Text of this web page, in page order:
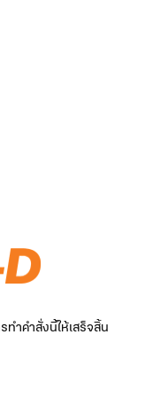
ำคำสั่งนี้ให้เสร็จสิ้น